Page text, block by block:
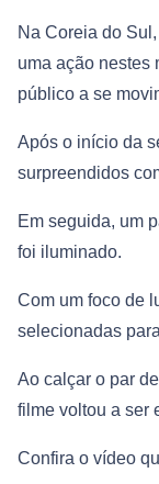
Na Coreia do
uma ação nestes
público a se
Após o início da
surpreendidos
Em seguida, um
foi iluminado.
Com um foco de
selecionadas
Ao calçar o par
filme voltou a ser
Confira o vídeo